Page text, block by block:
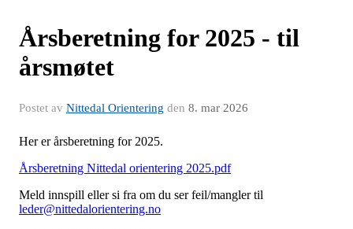
Årsberetning for 2025 - til
årsmøtet
Postet av Nittedal Orientering den 8. mar 2026
Her er årsberetning for 2025.
Årsberetning Nittedal orientering 2025.pdf
Meld innspill eller si fra om du ser feil/mangler til
leder@nittedalorientering.no